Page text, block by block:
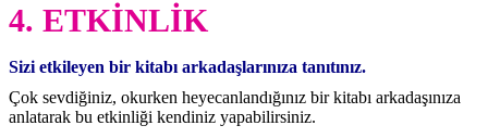
4. ETKİNLİK
Sizi etkileyen bir kitabı arkadaşlarınıza tanıtınız.
Çok sevdiğiniz, okurken heyecanlandığınız bir kitabı arkadaşınıza
anlatarak bu etkinliği kendiniz yapabilirsiniz.